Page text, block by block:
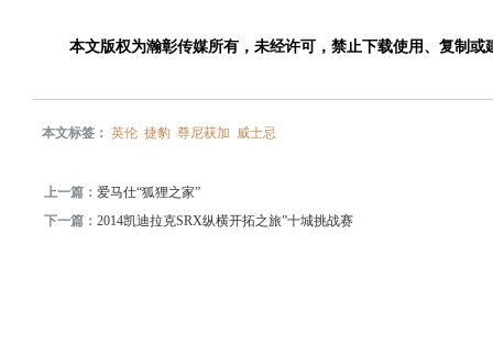
本文版权为瀚彰传媒所有，未经许可，禁止下载使用、复制或
本文标签：英伦 捷豹 尊尼获加 威士忌
上一篇：爱马仕“狐狸之家”
下一篇：2014凯迪拉克SRX纵横开拓之旅”十城挑战赛